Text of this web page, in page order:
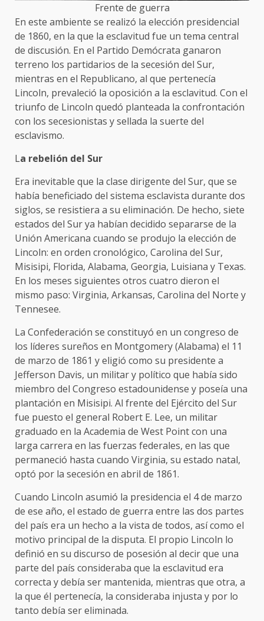
Frente de guerra
En este ambiente se realizó la elección presidencial
de 1860, en la que la esclavitud fue un tema central
de discusión. En el Partido Demócrata ganaron
terreno los partidarios de la secesión del Sur,
mientras en el Republicano, al que pertenecía
Lincoln, prevaleció la oposición a la esclavitud. Con el
triunfo de Lincoln quedó planteada la confrontación
con los secesionistas y sellada la suerte del
esclavismo.
La rebelión del Sur
Era inevitable que la clase dirigente del Sur, que se
había beneficiado del sistema esclavista durante dos
siglos, se resistiera a su eliminación. De hecho, siete
estados del Sur ya habían decidido separarse de la
Unión Americana cuando se produjo la elección de
Lincoln: en orden cronológico, Carolina del Sur,
Misisipi, Florida, Alabama, Georgia, Luisiana y Texas.
En los meses siguientes otros cuatro dieron el
mismo paso: Virginia, Arkansas, Carolina del Norte y
Tennesee.
La Confederación se constituyó en un congreso de
los líderes sureños en Montgomery (Alabama) el 11
de marzo de 1861 y eligió como su presidente a
Jefferson Davis, un militar y político que había sido
miembro del Congreso estadounidense y poseía una
plantación en Misisipi. Al frente del Ejército del Sur
fue puesto el general Robert E. Lee, un militar
graduado en la Academia de West Point con una
larga carrera en las fuerzas federales, en las que
permaneció hasta cuando Virginia, su estado natal,
optó por la secesión en abril de 1861.
Cuando Lincoln asumió la presidencia el 4 de marzo
de ese año, el estado de guerra entre las dos partes
del país era un hecho a la vista de todos, así como el
motivo principal de la disputa. El propio Lincoln lo
definió en su discurso de posesión al decir que una
parte del país consideraba que la esclavitud era
correcta y debía ser mantenida, mientras que otra, a
la que él pertenecía, la consideraba injusta y por lo
tanto debía ser eliminada.